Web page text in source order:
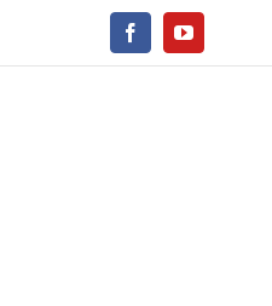
FacebookYouTube